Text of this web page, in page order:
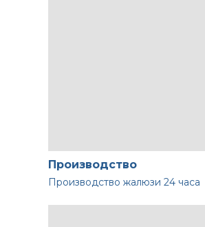
Производство
Производство жалюзи 24 часа